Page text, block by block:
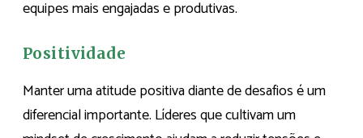
equipes mais engajadas e produtivas.
Positividade
Manter uma atitude positiva diante de desafios é um
diferencial importante. Líderes que cultivam um